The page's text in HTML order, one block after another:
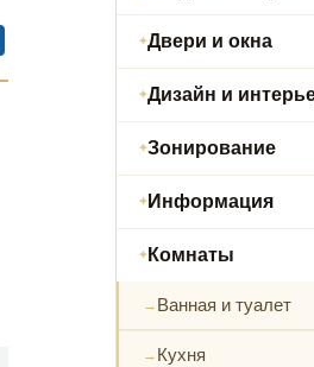
Двери и окна
Дизайн и
Зонирование
Информация
Комнаты
Ванная и туалет
Кухня